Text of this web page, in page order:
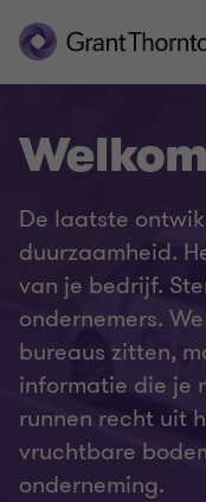
De laatste
duurzaamheid.
van je bedrijf.
ondernemers.
bureaus zitten,
informatie die je
runnen recht uit
vruchtbare
onderneming.